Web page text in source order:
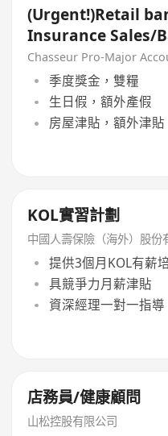
(Urgent!)Retail
Insurance Sales/
Sales(Welcome
Chasseur Pro-Major
季度獎金，雙糧
生日假，額外產假
房屋津貼，額外津貼
KOL實習計劃
中國人壽保險（海外）股份
提供3個月KOL有薪
具競爭力月薪津貼
資深經理一對一指導
店務員/健康顧問
山松控股有限公司